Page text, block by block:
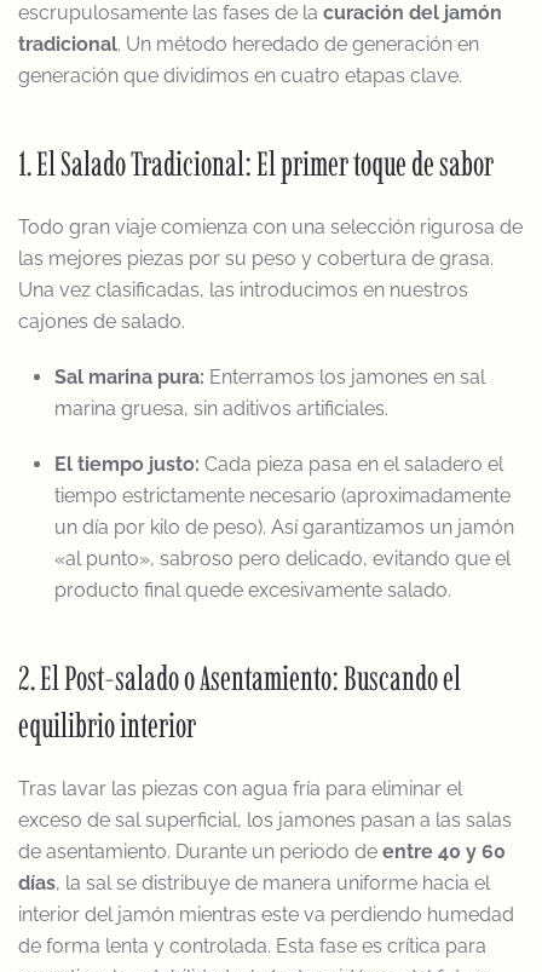
escrupulosamente las fases de la curación del jamón
tradicional. Un método heredado de generación en
generación que dividimos en cuatro etapas clave.
1. El Salado Tradicional: El primer toque de sabor
Todo gran viaje comienza con una selección rigurosa de
las mejores piezas por su peso y cobertura de grasa.
Una vez clasificadas, las introducimos en nuestros
cajones de salado.
Sal marina pura: Enterramos los jamones en sal
marina gruesa, sin aditivos artificiales.
El tiempo justo: Cada pieza pasa en el saladero el
tiempo estrictamente necesario (aproximadamente
un día por kilo de peso). Así garantizamos un jamón
«al punto», sabroso pero delicado, evitando que el
producto final quede excesivamente salado.
2. El Post-salado o Asentamiento: Buscando el
equilibrio interior
Tras lavar las piezas con agua fría para eliminar el
exceso de sal superficial, los jamones pasan a las salas
de asentamiento. Durante un periodo de entre 40 y 60
días, la sal se distribuye de manera uniforme hacia el
interior del jamón mientras este va perdiendo humedad
de forma lenta y controlada. Esta fase es crítica para